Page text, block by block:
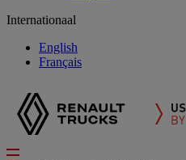
Internationaal
English
Français